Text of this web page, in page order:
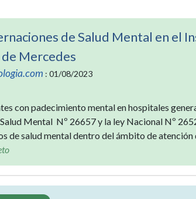
de Salud Mental en el
de Mercedes
: 01/08/2023
con padecimiento mental en hospitales
Mental Nº 26657 y la ley Nacional Nº
de salud mental dentro del ámbito de